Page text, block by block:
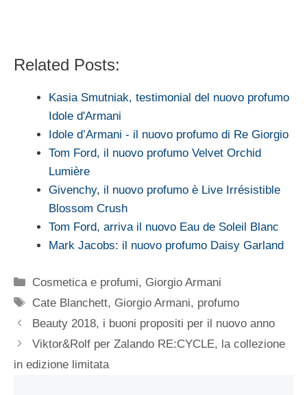
Related Posts:
Kasia Smutniak, testimonial del nuovo profumo
Idole d'Armani
Idole d’Armani - il nuovo profumo di Re Giorgio
Tom Ford, il nuovo profumo Velvet Orchid
Lumière
Givenchy, il nuovo profumo è Live Irrésistible
Blossom Crush
Tom Ford, arriva il nuovo Eau de Soleil Blanc
Mark Jacobs: il nuovo profumo Daisy Garland
Categorie
Cosmetica e profumi, Giorgio Armani
Tag
Cate Blanchett, Giorgio Armani, profumo
Beauty 2018, i buoni propositi per il nuovo anno
Viktor&Rolf per Zalando RE:CYCLE, la collezione
in edizione limitata